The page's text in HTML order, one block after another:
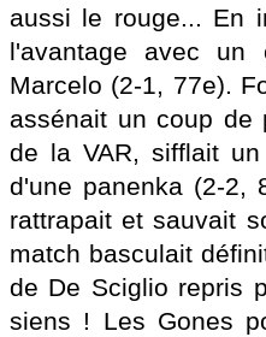
aussi le rouge... En
l'avantage avec
Marcelo (2-1, 77e).
assénait un coup de
de la VAR, sifflait
d'une panenka (2-2,
rattrapait et sauvait
match basculait
de De Sciglio repris
siens ! Les Gones